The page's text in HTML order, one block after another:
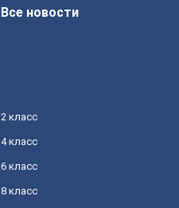
Все новости
2 класс
4 класс
6 класс
8 класс